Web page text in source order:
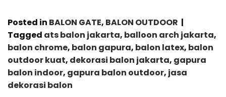
Posted in BALON GATE, BALON OUTDOOR |
Tagged ats balon jakarta, balloon arch jakarta,
balon chrome, balon gapura, balon latex, balon
outdoor kuat, dekorasi balon jakarta, gapura
balon indoor, gapura balon outdoor, jasa
dekorasi balon